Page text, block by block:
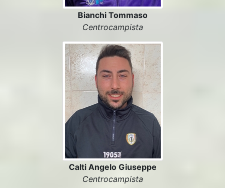
Bianchi Tommaso
Centrocampista
Calti Angelo Giuseppe
Centrocampista